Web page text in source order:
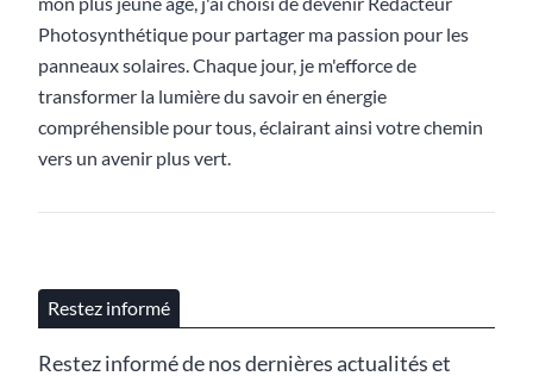
Photosynthétique pour partager ma passion pour les
panneaux solaires. Chaque jour, je m'efforce de
transformer la lumière du savoir en énergie
compréhensible pour tous, éclairant ainsi votre chemin
vers un avenir plus vert.
Restez informé
Restez informé de nos dernières actualités et